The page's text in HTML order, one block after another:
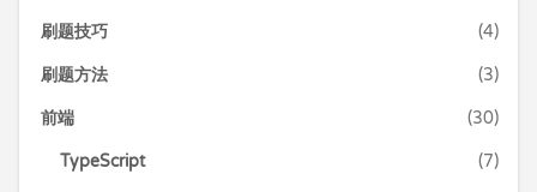
刷题技巧 (4)
刷题方法 (3)
前端 (30)
TypeScript (7)